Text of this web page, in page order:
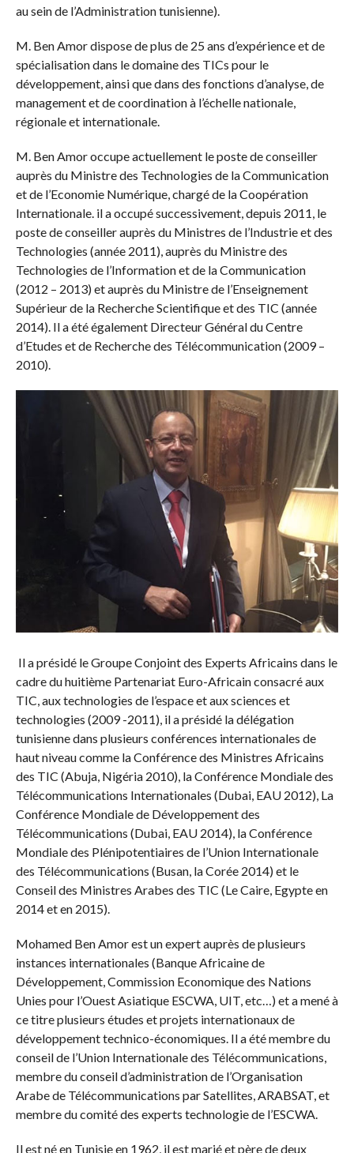
au sein de l’Administration tunisienne).
M. Ben Amor dispose de plus de 25 ans d’expérience et de
spécialisation dans le domaine des TICs pour le
développement, ainsi que dans des fonctions d’analyse, de
management et de coordination à l’échelle nationale,
régionale et internationale.
M. Ben Amor occupe actuellement le poste de conseiller
auprès du Ministre des Technologies de la Communication
et de l’Economie Numérique, chargé de la Coopération
Internationale. il a occupé successivement, depuis 2011, le
poste de conseiller auprès du Ministres de l’Industrie et des
Technologies (année 2011), auprès du Ministre des
Technologies de l’Information et de la Communication
(2012 – 2013) et auprès du Ministre de l’Enseignement
Supérieur de la Recherche Scientifique et des TIC (année
2014). Il a été également Directeur Général du Centre
d’Etudes et de Recherche des Télécommunication (2009 –
2010).
Il a présidé le Groupe Conjoint des Experts Africains dans le
cadre du huitième Partenariat Euro-Africain consacré aux
TIC, aux technologies de l’espace et aux sciences et
technologies (2009 -2011), il a présidé la délégation
tunisienne dans plusieurs conférences internationales de
haut niveau comme la Conférence des Ministres Africains
des TIC (Abuja, Nigéria 2010), la Conférence Mondiale des
Télécommunications Internationales (Dubai, EAU 2012), La
Conférence Mondiale de Développement des
Télécommunications (Dubai, EAU 2014), la Conférence
Mondiale des Plénipotentiaires de l’Union Internationale
des Télécommunications (Busan, la Corée 2014) et le
Conseil des Ministres Arabes des TIC (Le Caire, Egypte en
2014 et en 2015).
Mohamed Ben Amor est un expert auprès de plusieurs
instances internationales (Banque Africaine de
Développement, Commission Economique des Nations
Unies pour l’Ouest Asiatique ESCWA, UIT, etc…) et a mené à
ce titre plusieurs études et projets internationaux de
développement technico-économiques. Il a été membre du
conseil de l’Union Internationale des Télécommunications,
membre du conseil d’administration de l’Organisation
Arabe de Télécommunications par Satellites, ARABSAT, et
membre du comité des experts technologie de l’ESCWA.
Il est né en Tunisie en 1962, il est marié et père de deux